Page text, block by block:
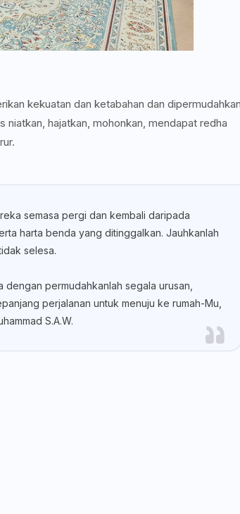
kekuatan dan ketabahan dan dipermudahkan
niatkan, hajatkan, mohonkan, mendapat redha
semasa pergi dan kembali daripada
harta benda yang ditinggalkan. Jauhkanlah
selesa.
permudahkanlah segala urusan,
perjalanan untuk menuju ke rumah-Mu,
S.A.W.